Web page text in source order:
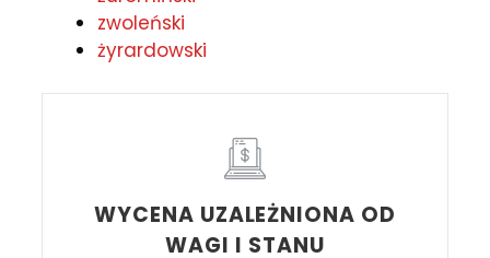
zwoleński
żyrardowski
WYCENA UZALEŻNIONA OD
WAGI I STANU